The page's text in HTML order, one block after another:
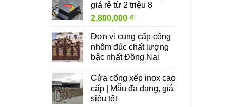
giá rẻ từ 2 triệu 8
2,800,000 ₫
Đơn vị cung cấp cổng
nhôm đúc chất lượng
bậc nhất Đồng Nai
Cửa cổng xếp inox cao
cấp | Mẫu đa dạng, giá
siêu tốt